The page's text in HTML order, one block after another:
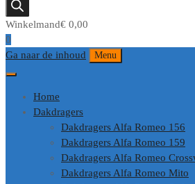
Winkelmand€ 0,00
0
Ga naar de inhoud
Menu
Home
Dakdragers
Dakdragers Alfa Romeo 156
Dakdragers Alfa Romeo 159
Dakdragers Alfa Romeo
Dakdragers Alfa Romeo Mito